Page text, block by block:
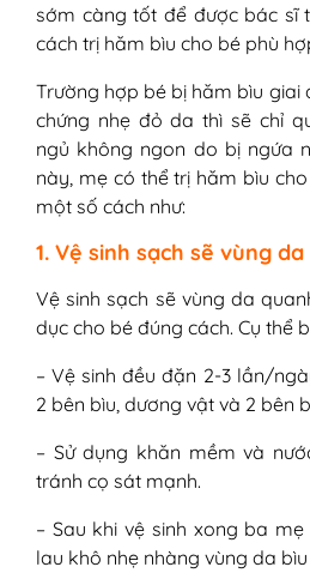
sớm càng tốt để được bác sĩ
cách trị hăm bìu cho bé phù
Trường hợp bé bị hăm bìu giai
chứng nhẹ đỏ da thì sẽ chỉ
ngủ không ngon do bị ngứa
này, mẹ có thể trị hăm bìu
một số cách như:
1. Vệ sinh sạch sẽ vùng da
Vệ sinh sạch sẽ vùng da
dục cho bé đúng cách. Cụ thể
– Vệ sinh đều đặn 2-3 lần/
2 bên bìu, dương vật và 2 bên
– Sử dụng khăn mềm và
tránh cọ sát mạnh.
– Sau khi vệ sinh xong ba
lau khô nhẹ nhàng vùng da